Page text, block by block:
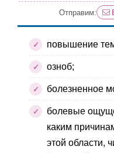
Отправим:
повышение
озноб;
болезненное
болевые
каким
этой области,